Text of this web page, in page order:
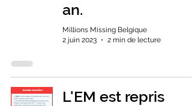
an.
Millions Missing Belgique
2 juin 2023
2 min de lecture
L'EM est repris